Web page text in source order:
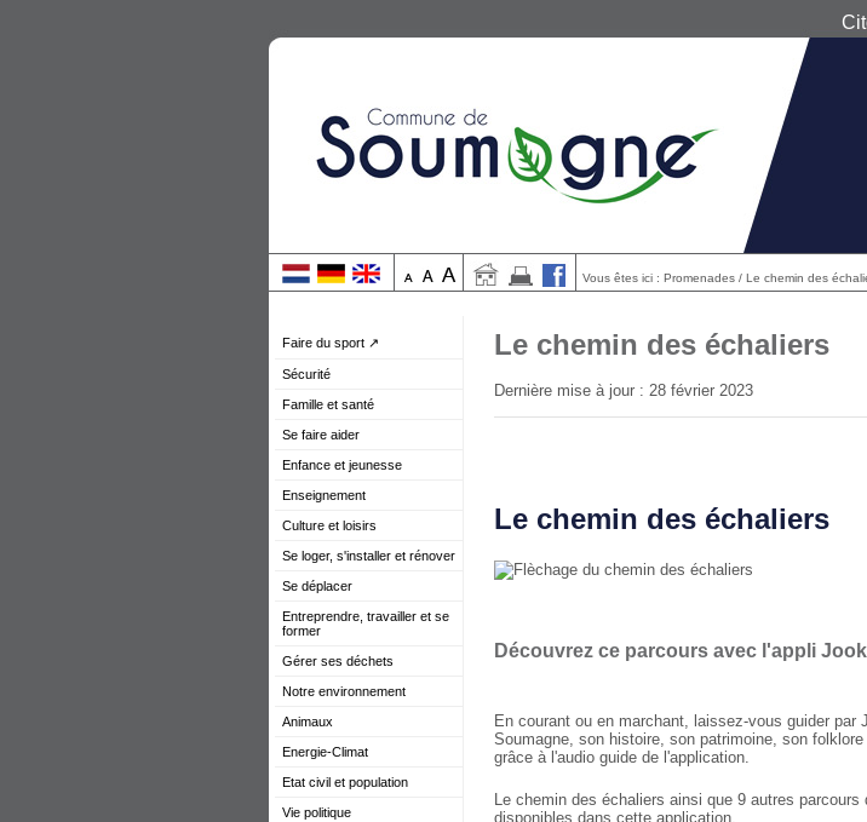
Vous êtes ici : Promenades / Le chemin des
Faire du sport ↗
Sécurité
Famille et santé
Se faire aider
Enfance et jeunesse
Enseignement
Culture et loisirs
Se loger, s'installer et rénover
Se déplacer
Entreprendre, travailler et se
former
Gérer ses déchets
Notre environnement
Animaux
Energie-Climat
Etat civil et population
Vie politique
Le chemin des échaliers
Dernière mise à jour : 28 février 2023
Le chemin des échaliers
Découvrez ce parcours avec l'appli
En courant ou en marchant, laissez-vous guider par
Soumagne, son histoire, son patrimoine, son
grâce à l'audio guide de l'application.
Le chemin des échaliers ainsi que 9 autres parcours
disponibles dans cette application.